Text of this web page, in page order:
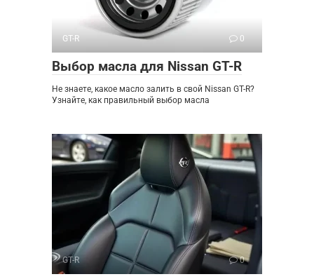
GT-R 0
Выбор масла для Nissan GT-R
Не знаете, какое масло залить в свой Nissan GT-R?
Узнайте, как правильный выбор масла
GT-R 0